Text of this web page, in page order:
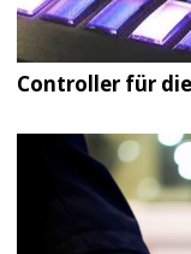
Controller für